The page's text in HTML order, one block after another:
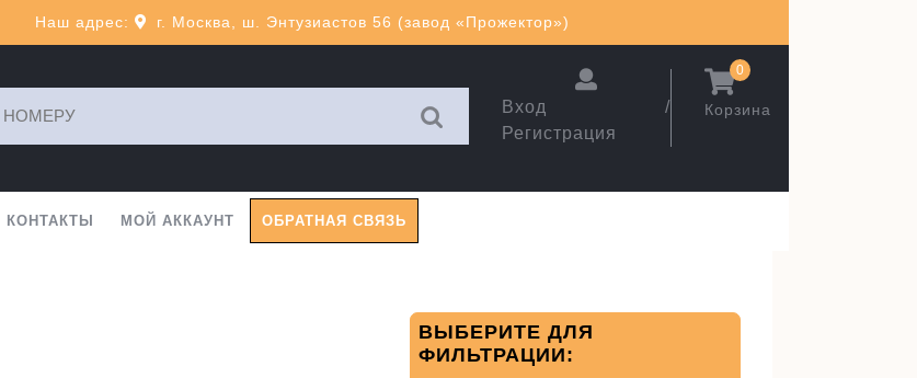
Наш адрес: г. Москва, ш. Энтузиастов 56 (завод «Прожектор»)
Вход /
Регистрация
Корзина
0
КОНТАКТЫ МОЙ АККАУНТ ОБРАТНАЯ СВЯЗЬ
ВЫБЕРИТЕ ДЛЯ
ФИЛЬТРАЦИИ: